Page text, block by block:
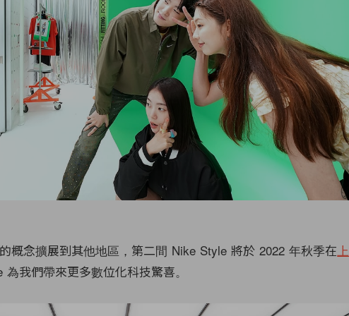
概念擴展到其他地區，第二間 Nike Style 將於 2022 年秋季在上
我們帶來更多數位化科技驚喜。